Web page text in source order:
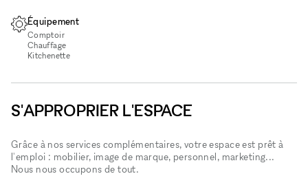
Équipement
Comptoir
Chauffage
Kitchenette
S'APPROPRIER L'ESPACE
Grâce à nos services complémentaires, votre espace est prêt à
l'emploi : mobilier, image de marque, personnel, marketing...
Nous nous occupons de tout.